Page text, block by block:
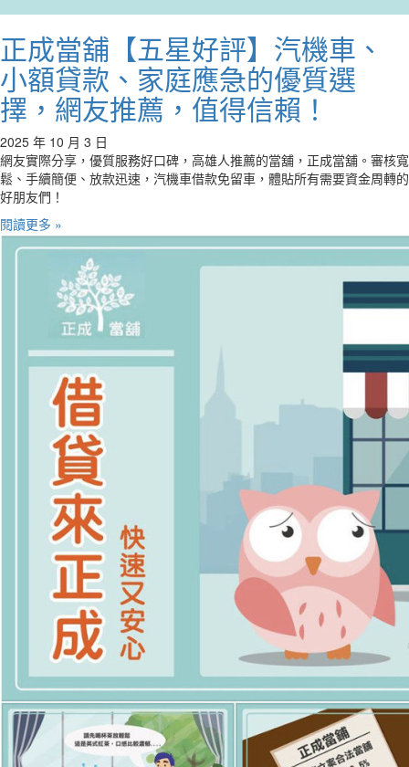
正成當舖【五星好評】汽機車、
小額貸款、家庭應急的優質選
擇，網友推薦，值得信賴！
2025 年 10 月 3 日
網友實際分享，優質服務好口碑，高雄人推薦的當舖，正成當舖。審核寬
鬆、手續簡便、放款迅速，汽機車借款免留車，體貼所有需要資金周轉的
好朋友們！
閱讀更多 »